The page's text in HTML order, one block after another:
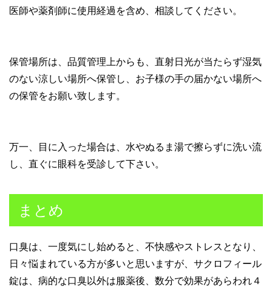
医師や薬剤師に使用経過を含め、相談してください。
保管場所は、品質管理上からも、直射日光が当たらず湿気
のない涼しい場所へ保管し、お子様の手の届かない場所へ
の保管をお願い致します。
万一、目に入った場合は、水やぬるま湯で擦らずに洗い流
し、直ぐに眼科を受診して下さい。
まとめ
口臭は、一度気にし始めると、不快感やストレスとなり、
日々悩まれている方が多いと思いますが、サクロフィール
錠は、病的な口臭以外は服薬後、数分で効果があらわれ４